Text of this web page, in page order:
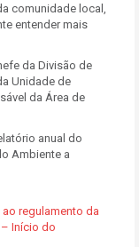
comunidade local,
entender mais
da Divisão de
Unidade de
da Área de
anual do
Ambiente a
ao regulamento da
– Início do